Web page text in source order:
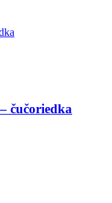
čučoriedka